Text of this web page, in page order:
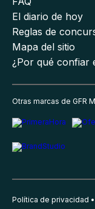
El diario de hoy
Reglas de
Mapa del sitio
¿Por qué confiar
Otras marcas de GFR
Política de privacidad